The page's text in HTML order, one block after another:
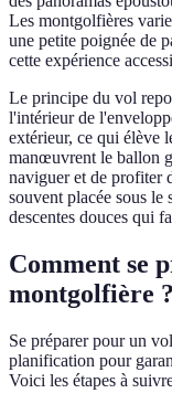
Les montgolfières
une petite poignée de
cette expérience
Le principe du vol
l'intérieur de
extérieur, ce qui élève
manœuvrent le ballon
naviguer et de profiter
souvent placée sous le
descentes douces qui
Comment se
montgolfière ?
Se préparer pour un
planification pour
Voici les étapes à